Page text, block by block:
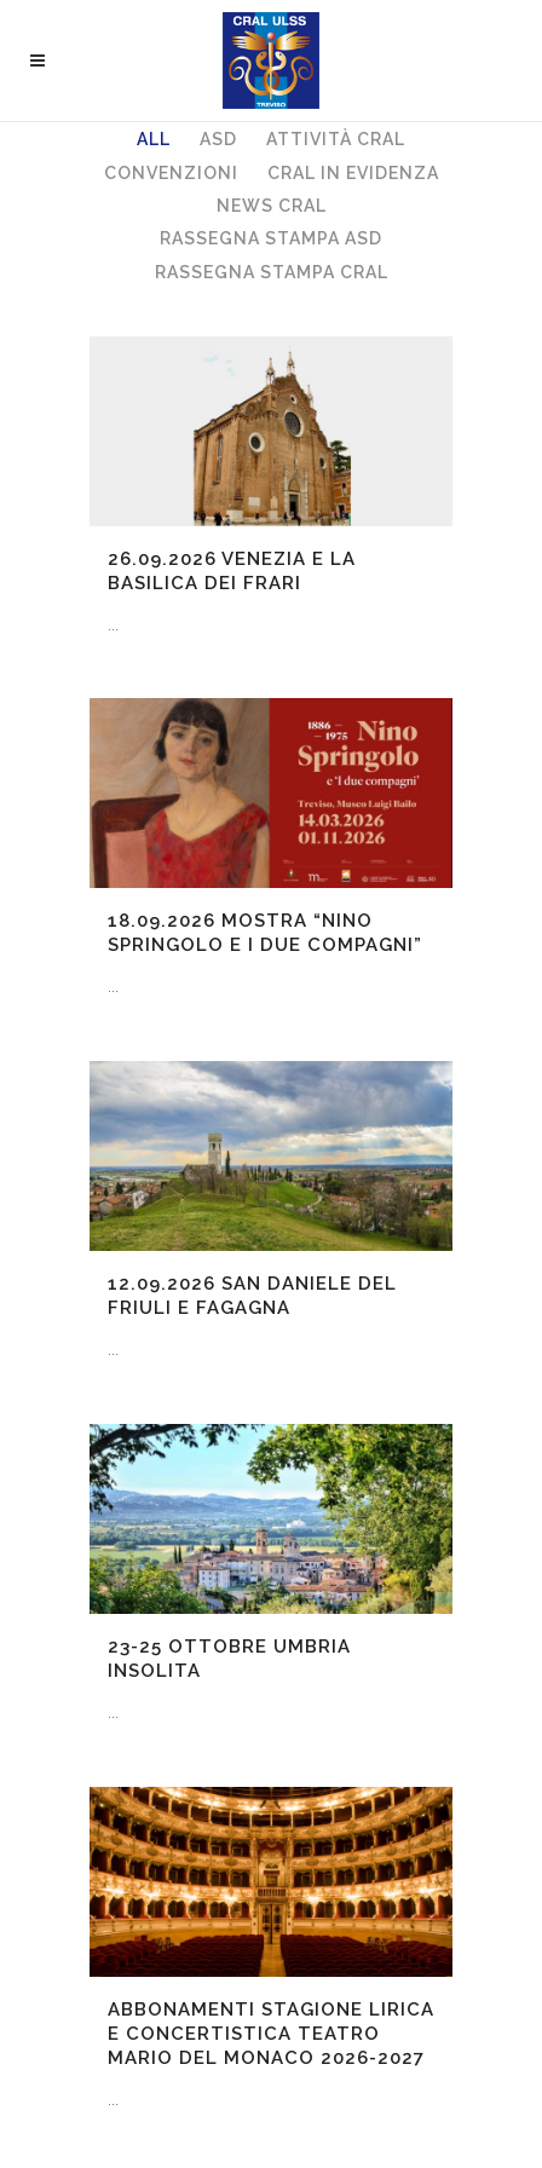
ALL ASD
ATTIVITÀ CRAL
CONVENZIONI
CRAL IN EVIDENZA
NEWS CRAL
RASSEGNA STAMPA ASD
RASSEGNA STAMPA CRAL
26.09.2026 VENEZIA E LA
BASILICA DEI FRARI
18.09.2026 MOSTRA “NINO
SPRINGOLO E I DUE COMPAGNI”
12.09.2026 SAN DANIELE DEL
FRIULI E FAGAGNA
23-25 OTTOBRE UMBRIA
INSOLITA
ABBONAMENTI STAGIONE LIRICA
E CONCERTISTICA TEATRO
MARIO DEL MONACO 2026-2027